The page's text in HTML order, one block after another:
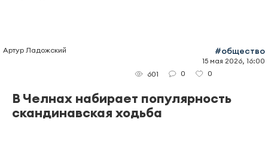
Артур Ладожский #общество
15 мая 2026, 16:00
601
0 0
В Челнах набирает популярность
скандинавская ходьба